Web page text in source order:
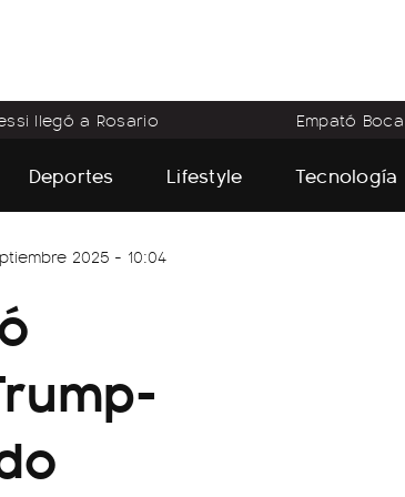
llegó a Rosario Empató Boca
Deportes Lifestyle Tecnología
2025 - 10:04